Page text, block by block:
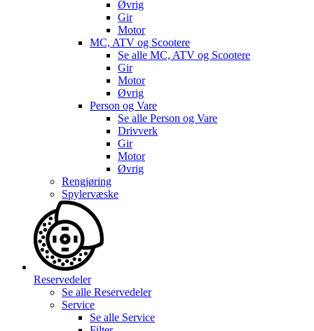
Øvrig
Gir
Motor
MC, ATV og Scootere
Se alle MC, ATV og Scootere
Gir
Motor
Øvrig
Person og Vare
Se alle Person og Vare
Drivverk
Gir
Motor
Øvrig
Rengjøring
Spylervæske
Reservedeler
Se alle Reservedeler
Service
Se alle Service